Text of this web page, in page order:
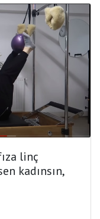
linç
kadınsın,